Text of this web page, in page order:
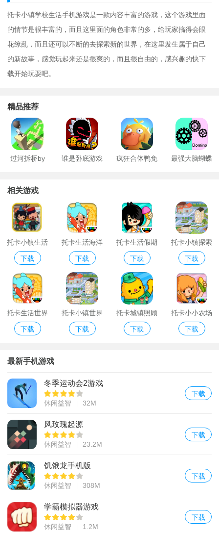
托卡小镇学校生活手机游戏是一款内容丰富的游戏，这个游戏里面
的情节是很丰富的，而且这里面的角色非常的多，给玩家搞得会眼
花缭乱，而且还可以不断的去探索新的世界，在这里发生属于自己
的新故事，感觉玩起来还是很爽的，而且很自由的，感兴趣的快下
载开始玩耍吧。
精品推荐
过河拆桥by 谁是卧底游戏 疯狂合体鸭免 最强大脑蝴蝶
相关游戏
托卡小镇生活
修改版
下载
托卡生活海洋
馆手机游戏
下载
托卡生活假期
苹果版
下载
托卡小镇探索
世界手机游戏
下载
托卡生活世界
完整解锁版万
下载
托卡小镇世界
新版本
下载
托卡城镇照顾
宝宝手机游戏
下载
托卡小小农场
手机游戏
下载
最新手机游戏
冬季运动会2游戏
休闲益智 32M
下载
风玫瑰起源
休闲益智 23.2M
下载
饥饿龙手机版
休闲益智 308M
下载
学霸模拟器游戏
休闲益智 1.2M
下载